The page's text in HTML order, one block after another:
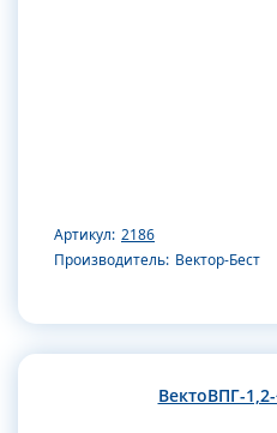
Артикул: 2186
Производитель: Вектор-Бест
ВектоВПГ-